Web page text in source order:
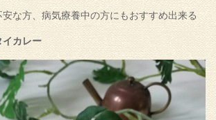
な方、病気療養中の方にもおすすめ出来る
イカレー